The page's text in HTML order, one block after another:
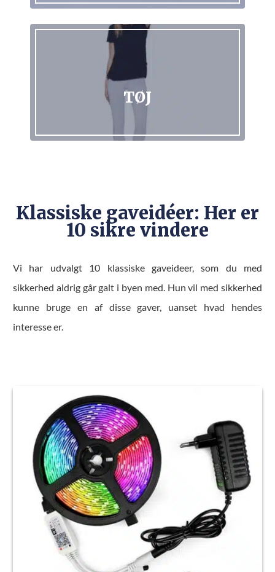
TØJ
Klassiske gaveidéer: Her er
10 sikre vindere
Vi har udvalgt 10 klassiske gaveideer, som du med
sikkerhed aldrig går galt i byen med. Hun vil med sikkerhed
kunne bruge en af disse gaver, uanset hvad hendes
interesse er.